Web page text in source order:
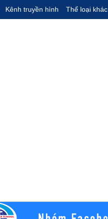
Kênh truyền hình Thể loại khác